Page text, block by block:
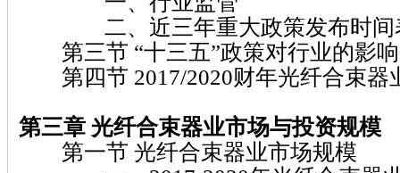
二、近三年重大政策发布时间
第三节 “十三五”政策对行业的影
第四节 2017/2020财年光纤合束器
第三章 光纤合束器业市场与投资规模
第一节 光纤合束器业市场规模